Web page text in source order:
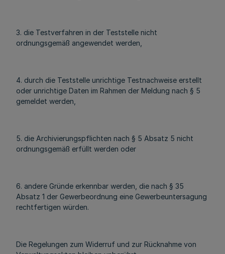
3. die Testverfahren in der Teststelle nicht
ordnungsgemäß angewendet werden,
4. durch die Teststelle unrichtige Testnachweise erstellt
oder unrichtige Daten im Rahmen der Meldung nach § 5
gemeldet werden,
5. die Archivierungspflichten nach § 5 Absatz 5 nicht
ordnungsgemäß erfüllt werden oder
6. andere Gründe erkennbar werden, die nach § 35
Absatz 1 der Gewerbeordnung eine Gewerbeuntersagung
rechtfertigen würden.
Die Regelungen zum Widerruf und zur Rücknahme von